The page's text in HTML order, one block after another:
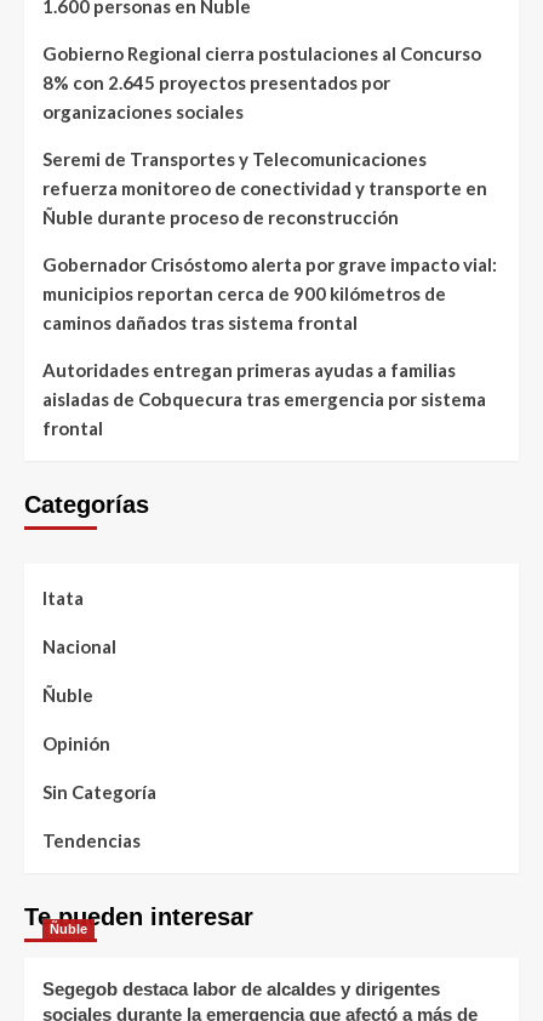
1.600 personas en Ñuble
Gobierno Regional cierra postulaciones al Concurso
8% con 2.645 proyectos presentados por
organizaciones sociales
Seremi de Transportes y Telecomunicaciones
refuerza monitoreo de conectividad y transporte en
Ñuble durante proceso de reconstrucción
Gobernador Crisóstomo alerta por grave impacto vial:
municipios reportan cerca de 900 kilómetros de
caminos dañados tras sistema frontal
Autoridades entregan primeras ayudas a familias
aisladas de Cobquecura tras emergencia por sistema
frontal
Categorías
Itata
Nacional
Ñuble
Opinión
Sin Categoría
Tendencias
Te pueden interesar
Ñuble
Segegob destaca labor de alcaldes y dirigentes
sociales durante la emergencia que afectó a más de